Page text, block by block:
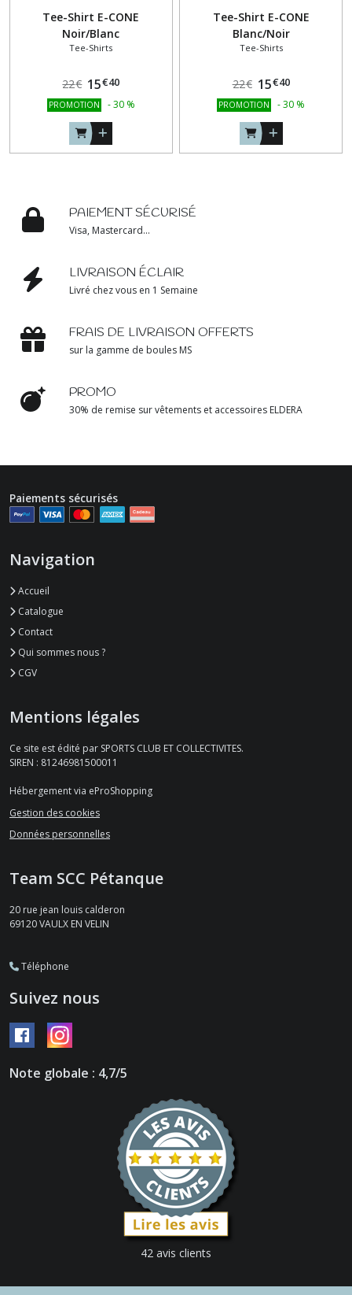
Tee-Shirt E-CONE
Noir/Blanc
Tee-Shirts
22€ 15€40
PROMOTION -30 %
Tee-Shirt E-CONE
Blanc/Noir
Tee-Shirts
22€ 15€40
PROMOTION -30 %
PAIEMENT SÉCURISÉ
Visa, Mastercard...
LIVRAISON ÉCLAIR
Livré chez vous en 1 Semaine
FRAIS DE LIVRAISON OFFERTS
sur la gamme de boules MS
PROMO
30% de remise sur vêtements et accessoires ELDERA
Paiements sécurisés
Navigation
Accueil
Catalogue
Contact
Qui sommes nous ?
CGV
Mentions légales
Ce site est édité par SPORTS CLUB ET COLLECTIVITES.
SIREN : 81246981500011
Hébergement via eProShopping
Gestion des cookies
Données personnelles
Team SCC Pétanque
20 rue jean louis calderon
69120VAULX EN VELIN
Téléphone
Suivez nous
Note globale : 4,7/5
42 avis clients